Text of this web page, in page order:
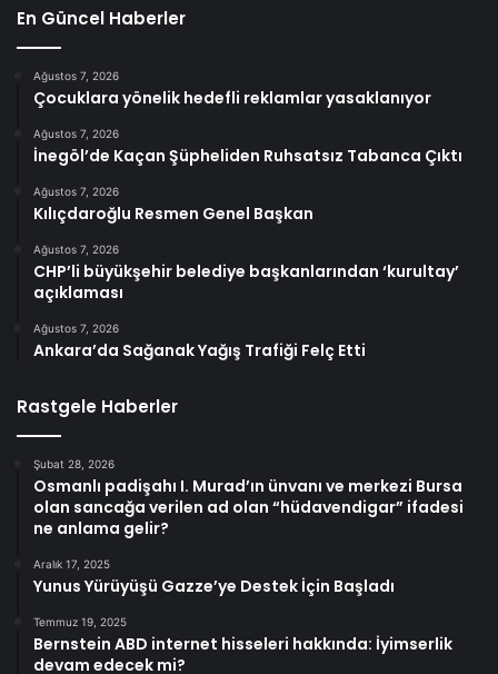
En Güncel Haberler
Ağustos 7, 2026
Çocuklara yönelik hedefli reklamlar yasaklanıyor
Ağustos 7, 2026
İnegöl’de Kaçan Şüpheliden Ruhsatsız Tabanca Çıktı
Ağustos 7, 2026
Kılıçdaroğlu Resmen Genel Başkan
Ağustos 7, 2026
CHP’li büyükşehir belediye başkanlarından ‘kurultay’
açıklaması
Ağustos 7, 2026
Ankara’da Sağanak Yağış Trafiği Felç Etti
Rastgele Haberler
Şubat 28, 2026
Osmanlı padişahı I. Murad’ın ünvanı ve merkezi Bursa
olan sancağa verilen ad olan “hüdavendigar” ifadesi
ne anlama gelir?
Aralık 17, 2025
Yunus Yürüyüşü Gazze’ye Destek İçin Başladı
Temmuz 19, 2025
Bernstein ABD internet hisseleri hakkında: İyimserlik
devam edecek mi?